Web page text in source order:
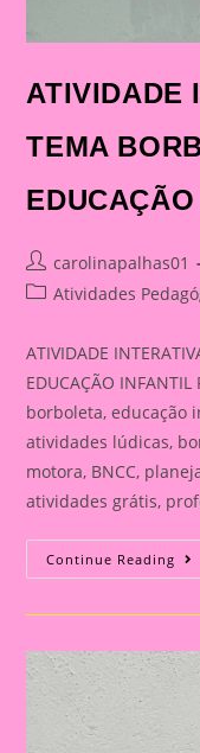
ATIVIDADE
TEMA
Post
author:
carolinapalhas01
PostAtividades
ATIVIDADE
EDUCAÇÃO
borboleta, educação
atividades lúdicas,
motora, BNCC,
atividades grátis,
Continue Reading
O